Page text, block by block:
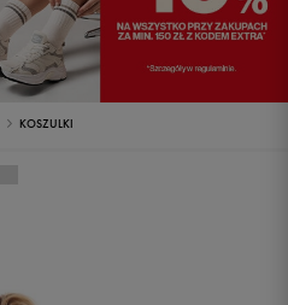
KOSZULKI